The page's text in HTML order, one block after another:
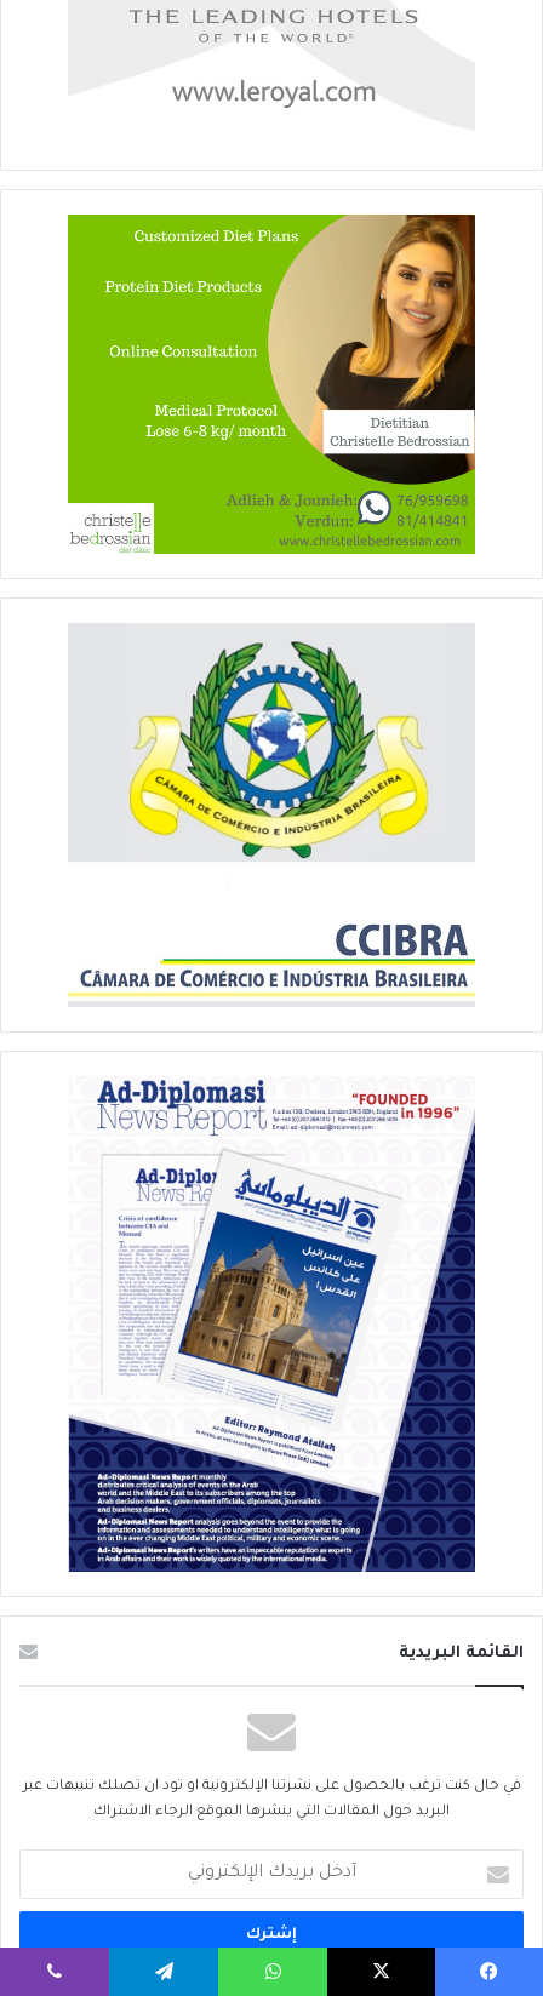
القائمة البريدية
في حال كنت ترغب بالحصول على نشرتنا الإلكترونية او تود ان تصلك تنبيهات عبر
البريد حول المقالات التي ينشرها الموقع الرجاء الاشتراك
بريدك
الإلكتروني